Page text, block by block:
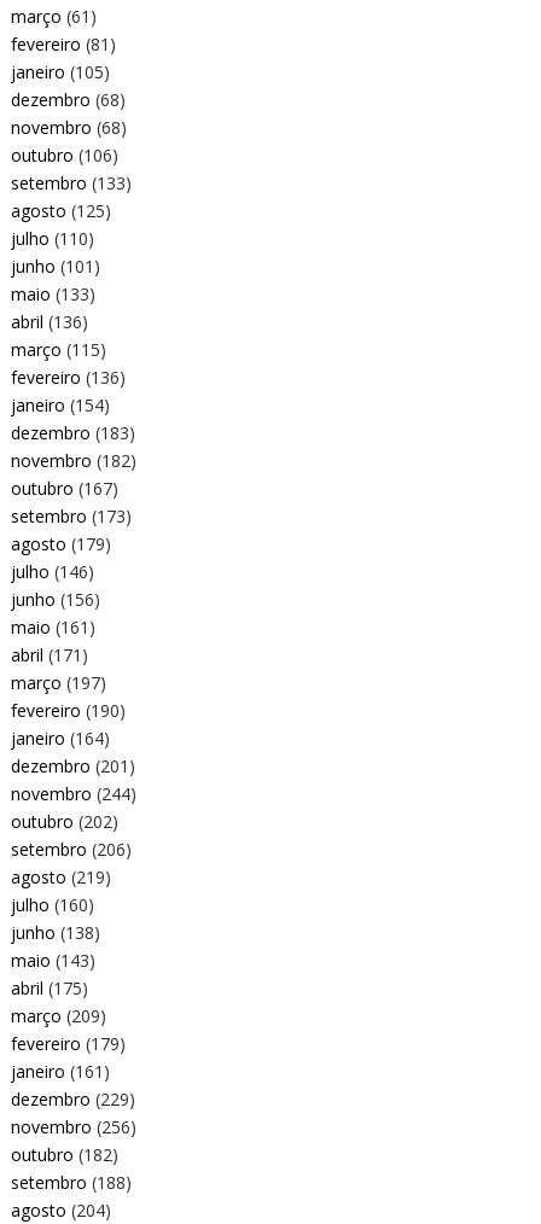
março (61)
fevereiro (81)
janeiro (105)
dezembro (68)
novembro (68)
outubro (106)
setembro (133)
agosto (125)
julho (110)
junho (101)
maio (133)
abril (136)
março (115)
fevereiro (136)
janeiro (154)
dezembro (183)
novembro (182)
outubro (167)
setembro (173)
agosto (179)
julho (146)
junho (156)
maio (161)
abril (171)
março (197)
fevereiro (190)
janeiro (164)
dezembro (201)
novembro (244)
outubro (202)
setembro (206)
agosto (219)
julho (160)
junho (138)
maio (143)
abril (175)
março (209)
fevereiro (179)
janeiro (161)
dezembro (229)
novembro (256)
outubro (182)
setembro (188)
agosto (204)